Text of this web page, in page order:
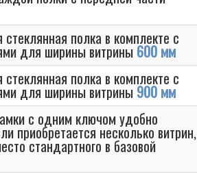
полка в комплекте с
для ширины витрины 600 мм
полка в комплекте с
для ширины витрины 900 мм
с одним ключом удобно
приобретается несколько витрин,
стандартного в базовой